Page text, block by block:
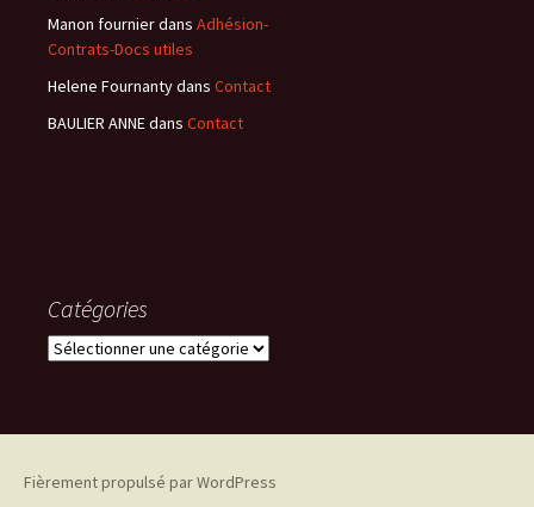
Manon fournierdans Adhésion-
Contrats-Docs utiles
Helene Fournantydans Contact
BAULIER ANNEdans Contact
Catégories
Catégories
Fièrement propulsé par WordPress